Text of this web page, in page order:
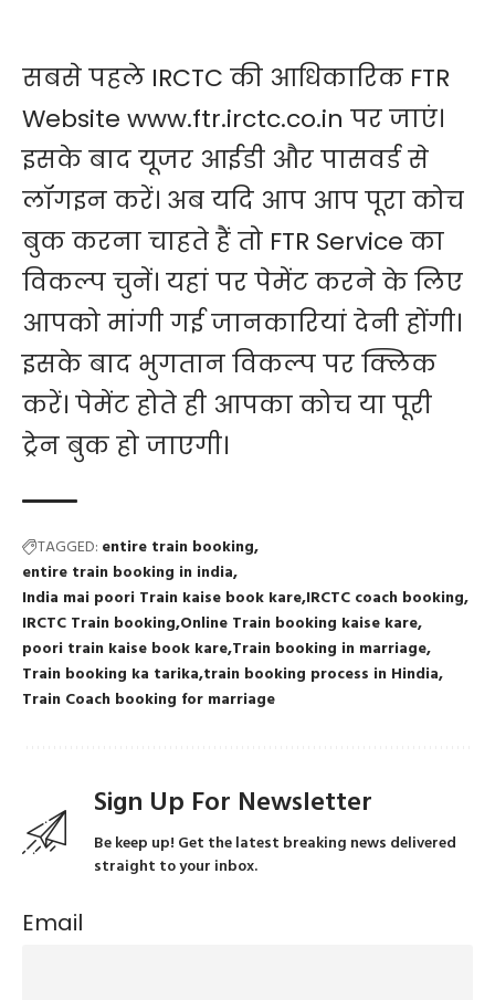
सबसे पहले IRCTC की आधिकारिक FTR
Website www.ftr.irctc.co.in पर जाएं।
इसके बाद यूजर आईडी और पासवर्ड से
लॉगइन करें। अब यदि आप आप पूरा कोच
बुक करना चाहते हैं तो FTR Service का
विकल्प चुनें। यहां पर पेमेंट करने के लिए
आपको मांगी गई जानकारियां देनी होंगी।
इसके बाद भुगतान विकल्प पर क्लिक
करें। पेमेंट होते ही आपका कोच या पूरी
ट्रेन बुक हो जाएगी।
TAGGED: entire train booking
entire train booking in india
India mai poori Train kaise book kare IRCTC coach booking
IRCTC Train booking Online Train booking kaise kare
poori train kaise book kare Train booking in marriage
Train booking ka tarika train booking process in Hindia
Train Coach booking for marriage
Sign Up For Newsletter
Be keep up! Get the latest breaking news delivered
straight to your inbox.
Email